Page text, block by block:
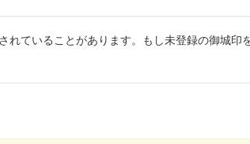
れていることがあります。もし未登録の御城印